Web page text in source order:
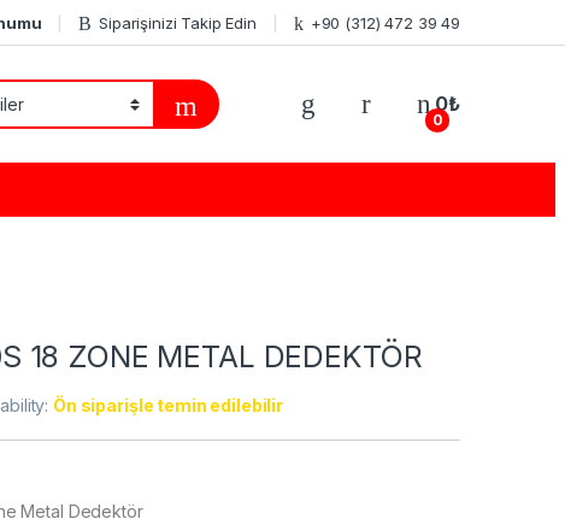
Siparişinizi Takip Edin +90 (312) 472 39 49
0
0₺
18 ZONE METAL DEDEKTÖR
Ön siparişle temin edilebilir
Metal Dedektör